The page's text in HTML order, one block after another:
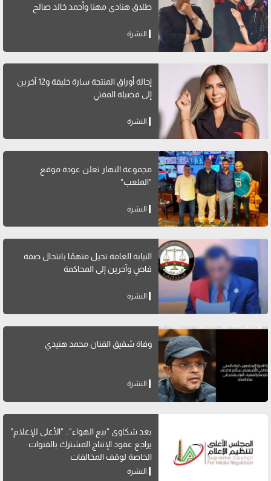
طلاق هنادي مهنا وأحمد خالد صالح
النشرة
إحالة أوراق المنتجة سارة خليفة و12 آخرين
إلى فضيلة المفتي
النشرة
مجموعة النهار تعلن عودة موقع
"الملعب"
النشرة
النيابة العامة تحيل متهمًا بانتحال صفة
قاضٍ وآخرين إلى المحاكمة
النشرة
وفاة شقيق الفنان محمد هنيدي
النشرة
بعد شكاوى "بيع الهواء".. "الأعلى للإعلام"
يراجع عقود الإنتاج المشترك بالقنوات
الخاصة لوقف المخالفات
النشرة